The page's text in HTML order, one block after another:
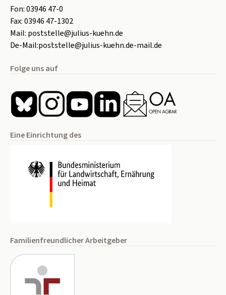
Fon:03946 47-0
Fax:03946 47-1302
Mail: poststelle@julius-kuehn.de
De-Mail:poststelle@julius-kuehn.de-mail.de
Folge uns auf
Eine Einrichtung des
Familienfreundlicher Arbeitgeber